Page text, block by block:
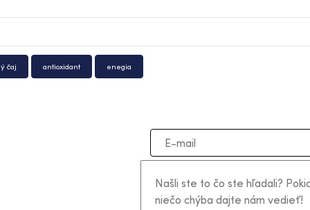
čaj antioxidant enegia